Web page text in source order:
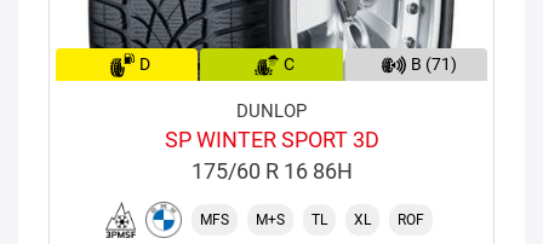
D C B (71)
DUNLOP
SP WINTER SPORT 3D
175/60 R 16 86H
MFS M+S TL XL ROF